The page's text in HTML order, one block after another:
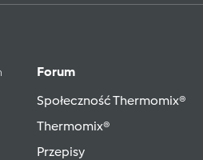
Forum
Społeczność Thermomix®
Thermomix®
Przepisy